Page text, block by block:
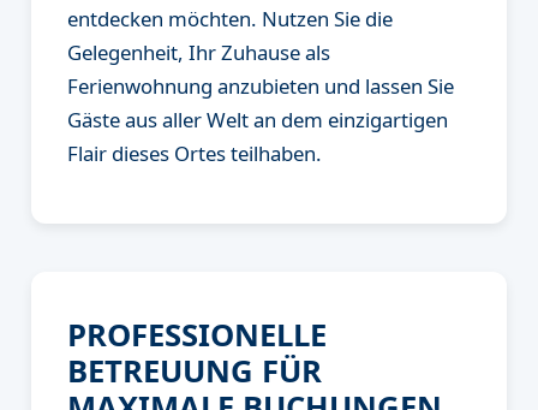
entdecken möchten. Nutzen Sie die
Gelegenheit, Ihr Zuhause als
Ferienwohnung anzubieten und lassen Sie
Gäste aus aller Welt an dem einzigartigen
Flair dieses Ortes teilhaben.
PROFESSIONELLE
BETREUUNG FÜR